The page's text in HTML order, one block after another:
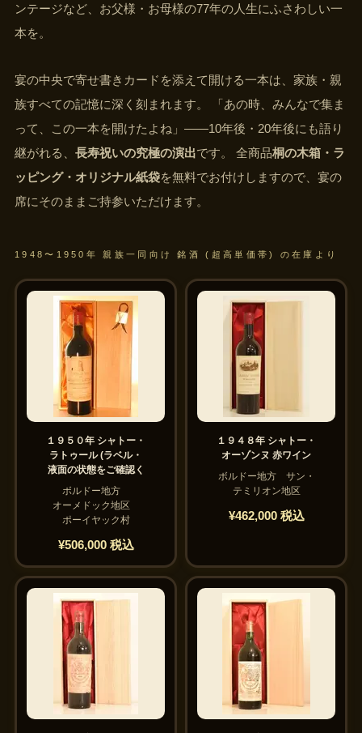
ンテージなど、お父様・お母様の77年の人生にふさわしい一
本を。
宴の中央で寄せ書きカードを添えて開ける一本は、家族・親
族すべての記憶に深く刻まれます。 「あの時、みんなで集ま
って、この一本を開けたよね」——10年後・20年後にも語り
継がれる、 長寿祝いの究極の演出です。 全商品桐の木箱・ラ
ッピング・オリジナル紙袋を無料でお付けしますので、宴の
席にそのままご持参いただけます。
1948〜1950年 親族一同向け 銘酒 (超高単価帯) の在庫より
１９５０年 シャトー・
ラトゥール (ラベル・
液面の状態をご確認く
ボルドー地方
オーメドック地区
ポーイヤック村
¥506,000 税込
１９４８年 シャトー・
オーゾンヌ 赤ワイン
ボルドー地方 サン・
テミリオン地区
¥462,000 税込